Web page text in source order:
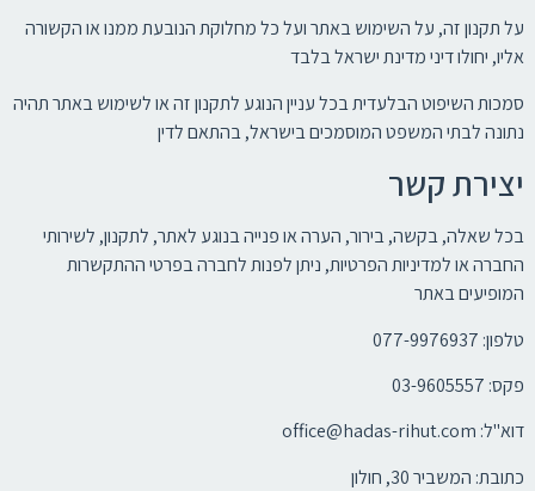
על תקנון זה, על השימוש באתר ועל כל מחלוקת הנובעת ממנו או הקשורה
אליו, יחולו דיני מדינת ישראל בלבד
סמכות השיפוט הבלעדית בכל עניין הנוגע לתקנון זה או לשימוש באתר תהיה
נתונה לבתי המשפט המוסמכים בישראל, בהתאם לדין
יצירת קשר
בכל שאלה, בקשה, בירור, הערה או פנייה בנוגע לאתר, לתקנון, לשירותי
החברה או למדיניות הפרטיות, ניתן לפנות לחברה בפרטי ההתקשרות
המופיעים באתר
טלפון: 077-9976937
פקס: 03-9605557
דוא"ל: office@hadas-rihut.com
כתובת: המשביר 30, חולון